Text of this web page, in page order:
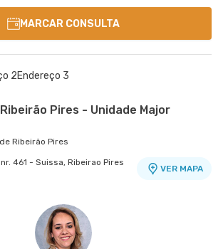
MARCAR CONSULTA
2Endereço 3
Pires - Unidade Major
Ribeirão Pires
461 - Suissa, Ribeirao Pires
VER MAPA
nr. 114 - Vila Bocaina, Maua -
Bernardo
nr. 3033 - Assuncao,